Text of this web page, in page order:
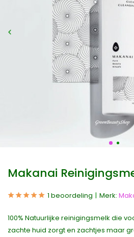
Makanai
1 beoordeling Merk:
100% Natuurlijke reinigingsmelk die
zachte huid zorgt en zachtjes maar